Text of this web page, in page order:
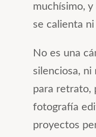
muchísimo, y
se calienta
No es una
silenciosa, ni
para retrato,
fotografía
proyectos